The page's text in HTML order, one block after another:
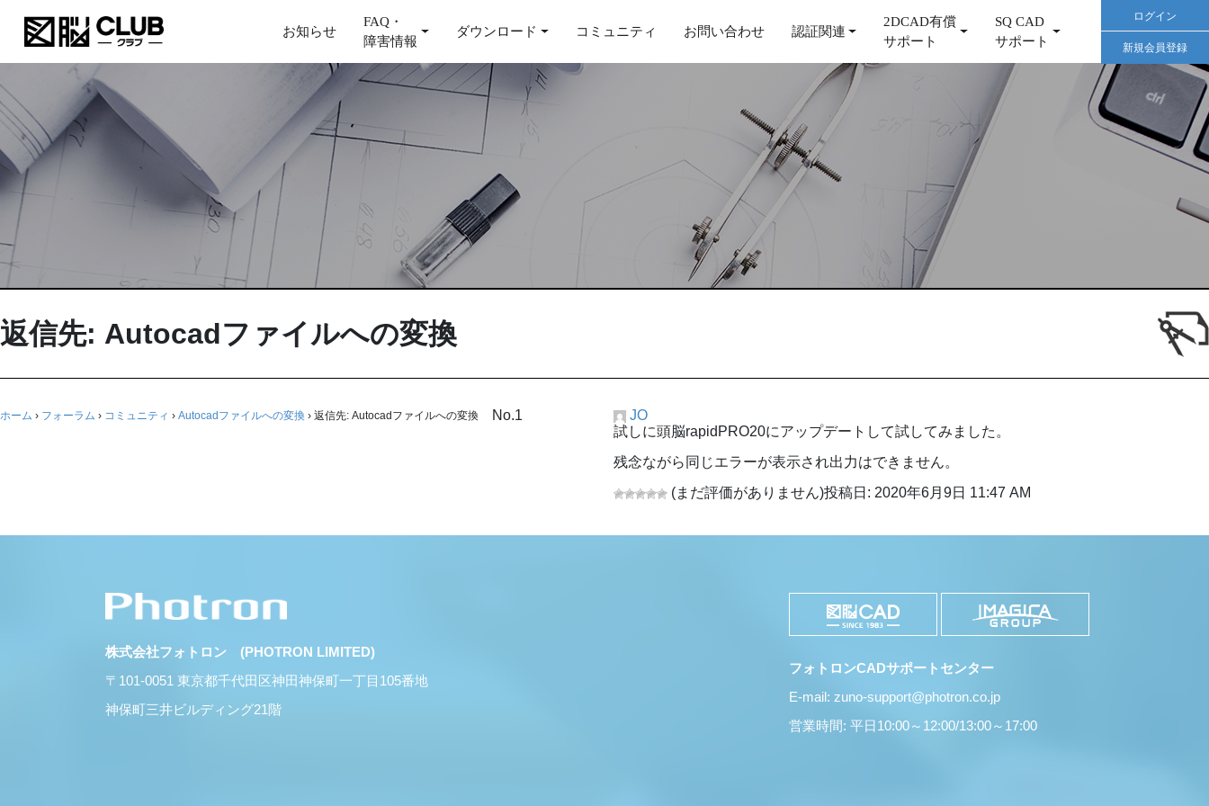
お知らせ
FAQ・
障害情報
ダウンロード コミュニティ お問い合わせ 認証関連
2DCAD有償
サポート
SQ CAD
サポート
ログイン
新規会員登録
返信先: Autocadファイルへの変換
ホーム › フォーラム › コミュニティ › Autocadファイルへの変換 › 返信先: Autocadファイルへの変換 No.1
JO
試しに頭脳rapidPRO20にアップデートして試してみました。
残念ながら同じエラーが表示され出力はできません。
(まだ評価がありません)投稿日: 2020年6月9日 11:47 AM
株式会社フォトロン (PHOTRON LIMITED)
〒101-0051 東京都千代田区神田神保町一丁目105番地
神保町三井ビルディング21階
フォトロンCADサポートセンター
E-mail: zuno-support@photron.co.jp
営業時間: 平日10:00～12:00/13:00～17:00